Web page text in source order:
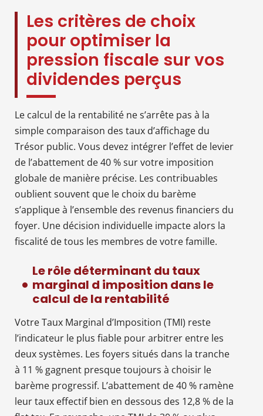
Les critères de choix
pour optimiser la
pression fiscale sur vos
dividendes perçus
Le calcul de la rentabilité ne s’arrête pas à la
simple comparaison des taux d’affichage du
Trésor public. Vous devez intégrer l’effet de levier
de l’abattement de 40 % sur votre imposition
globale de manière précise. Les contribuables
oublient souvent que le choix du barème
s’applique à l’ensemble des revenus financiers du
foyer. Une décision individuelle impacte alors la
fiscalité de tous les membres de votre famille.
Le rôle déterminant du taux
marginal d imposition dans le
calcul de la rentabilité
Votre Taux Marginal d’Imposition (TMI) reste
l’indicateur le plus fiable pour arbitrer entre les
deux systèmes. Les foyers situés dans la tranche
à 11 % gagnent presque toujours à choisir le
barème progressif. L’abattement de 40 % ramène
leur taux effectif bien en dessous des 12,8 % de la